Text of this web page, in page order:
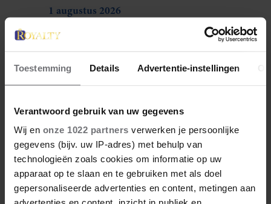
Toestemming Details Advertentie-instellingen
Verantwoord gebruik van uw gegevens
Wij en onze 1022 partners verwerken je persoonlijke
gegevens (bijv. uw IP-adres) met behulp van
technologieën zoals cookies om informatie op uw
apparaat op te slaan en te gebruiken met als doel
gepersonaliseerde advertenties en content, metingen aan
1 augustus 2026
ZOMERVAKANTIEPLEK VAN DE
BELGISCHE KONINKLIJKE
FAMILIE